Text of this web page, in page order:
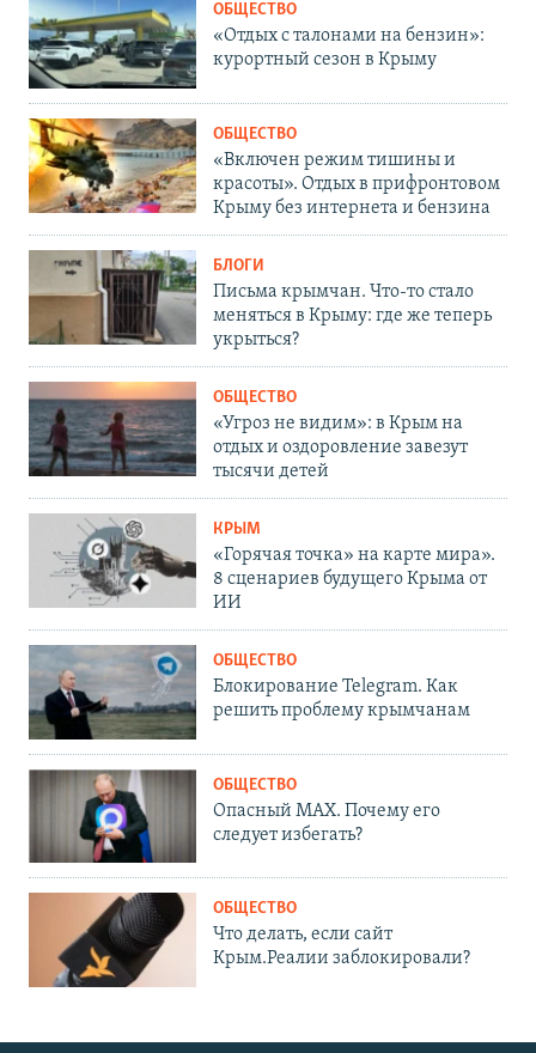
ОБЩЕСТВО
«Отдых с талонами на бензин»:
курортный сезон в Крыму
ОБЩЕСТВО
«Включен режим тишины и
красоты». Отдых в прифронтовом
Крыму без интернета и бензина
БЛОГИ
Письма крымчан. Что-то стало
меняться в Крыму: где же теперь
укрыться?
ОБЩЕСТВО
«Угроз не видим»: в Крым на
отдых и оздоровление завезут
тысячи детей
КРЫМ
«Горячая точка» на карте мира».
8 сценариев будущего Крыма от
ИИ
ОБЩЕСТВО
Блокирование Telegram. Как
решить проблему крымчанам
ОБЩЕСТВО
Опасный MAX. Почему его
следует избегать?
ОБЩЕСТВО
Что делать, если сайт
Крым.Реалии заблокировали?